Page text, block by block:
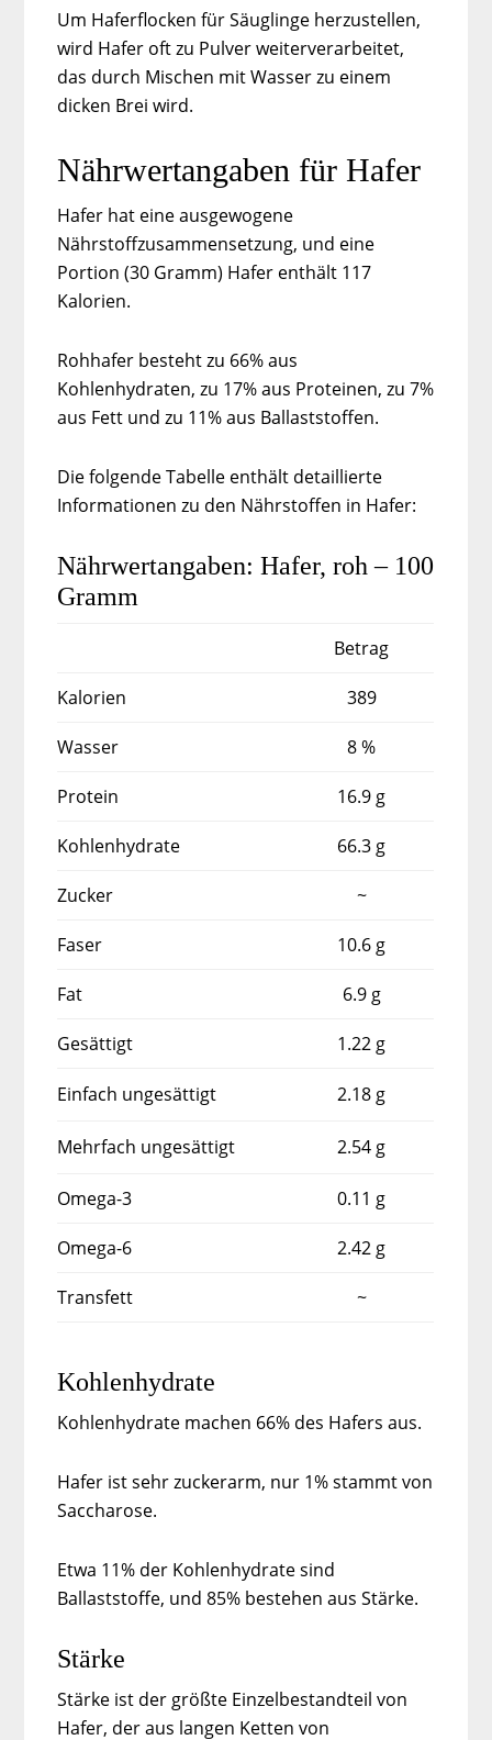
Um Haferflocken für Säuglinge herzustellen,
wird Hafer oft zu Pulver weiterverarbeitet,
das durch Mischen mit Wasser zu einem
dicken Brei wird.
Nährwertangaben für Hafer
Hafer hat eine ausgewogene
Nährstoffzusammensetzung, und eine
Portion (30 Gramm) Hafer enthält 117
Kalorien.
Rohhafer besteht zu 66% aus
Kohlenhydraten, zu 17% aus Proteinen, zu 7%
aus Fett und zu 11% aus Ballaststoffen.
Die folgende Tabelle enthält detaillierte
Informationen zu den Nährstoffen in Hafer:
Nährwertangaben: Hafer, roh – 100
Gramm
Betrag
Kalorien 389
Wasser 8 %
Protein 16.9 g
Kohlenhydrate 66.3 g
Zucker ~
Faser 10.6 g
Fat 6.9 g
Gesättigt 1.22 g
Einfach ungesättigt 2.18 g
Mehrfach ungesättigt 2.54 g
Omega-3 0.11 g
Omega-6 2.42 g
Transfett ~
Kohlenhydrate
Kohlenhydrate machen 66% des Hafers aus.
Hafer ist sehr zuckerarm, nur 1% stammt von
Saccharose.
Etwa 11% der Kohlenhydrate sind
Ballaststoffe, und 85% bestehen aus Stärke.
Stärke
Stärke ist der größte Einzelbestandteil von
Hafer, der aus langen Ketten von